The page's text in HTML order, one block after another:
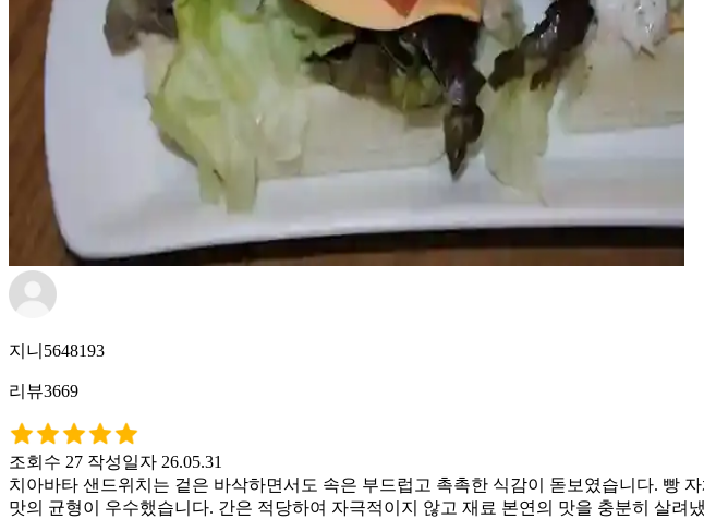
지니5648193
리뷰3669
조회수 27 작성일자 26.05.31
치아바타 샌드위치는 겉은 바삭하면서도 속은 부드럽고 촉촉한 식감이 돋보였습니다. 빵
맛의 균형이 우수했습니다. 간은 적당하여 자극적이지 않고 재료 본연의 맛을 충분히 살